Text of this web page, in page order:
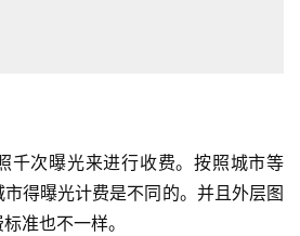
千次曝光来进行收费。按照城市等
得曝光计费是不同的。并且外层图
准也不一样。